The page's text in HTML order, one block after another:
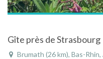
Gîte près de Strasbourg
Brumath (26 km), Bas-